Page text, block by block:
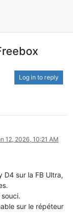
Log in to reply
12, 2026, 10:21 AM
D4 sur la FB Ultra,
sur le répéteur